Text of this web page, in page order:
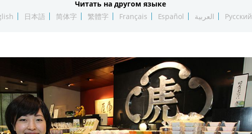
Читать на другом языке
日本語 简体字 繁體字 Français Español العربية Русский